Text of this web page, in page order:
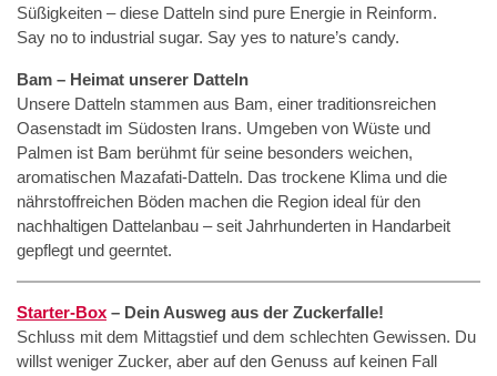
Süßigkeiten – diese Datteln sind pure Energie in Reinform.
Say no to industrial sugar. Say yes to nature’s candy.
Bam – Heimat unserer Datteln
Unsere Datteln stammen aus Bam, einer traditionsreichen
Oasenstadt im Südosten Irans. Umgeben von Wüste und
Palmen ist Bam berühmt für seine besonders weichen,
aromatischen Mazafati-Datteln. Das trockene Klima und die
nährstoffreichen Böden machen die Region ideal für den
nachhaltigen Dattelanbau – seit Jahrhunderten in Handarbeit
gepflegt und geerntet.
Starter-Box – Dein Ausweg aus der Zuckerfalle!
Schluss mit dem Mittagstief und dem schlechten Gewissen. Du
willst weniger Zucker, aber auf den Genuss auf keinen Fall